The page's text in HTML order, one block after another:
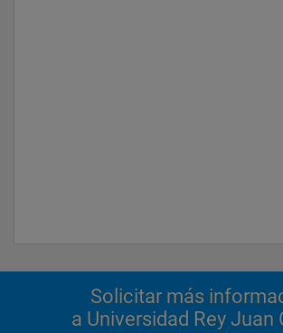
Solicitar más
a Universidad Rey Juan